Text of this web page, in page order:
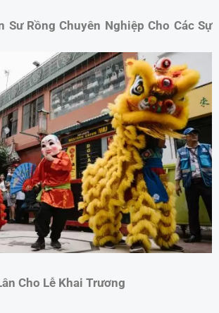
Sư Rồng Chuyên Nghiệp Cho Các Sự
Cho Lễ Khai Trương